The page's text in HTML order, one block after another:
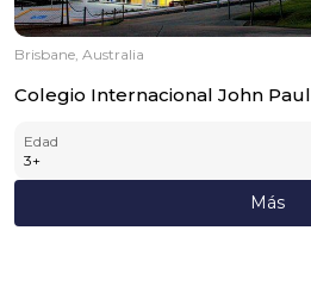
Brisbane, Australia
Colegio Internacional John Paul
Edad
3+
Más